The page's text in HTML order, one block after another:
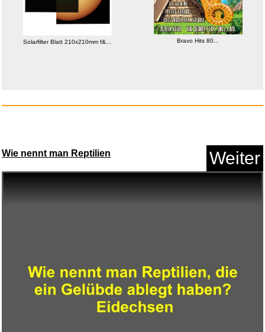
Anzeige
Railways of Southern Californi...
Solarfilter Blatt 210x210mm f&... Bravo Hits 80...
Wie nennt man Reptilien Weiter